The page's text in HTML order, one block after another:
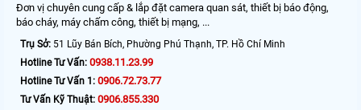
Đơn vị chuyên cung cấp & lắp đặt camera quan sát, thiết bị báo động,
báo cháy, máy chấm công, thiết bị mạng, ...
Trụ Sở: 51 Lũy Bán Bích, Phường Phú Thạnh, TP. Hồ Chí Minh
Hotline Tư Vấn: 0938.11.23.99
Hotline Tư Vấn 1: 0906.72.73.77
Tư Vấn Kỹ Thuật: 0906.855.330